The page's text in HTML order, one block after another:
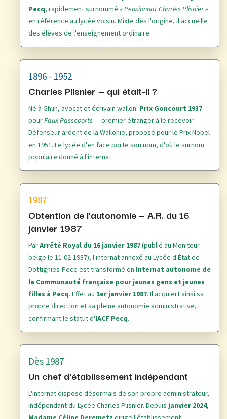
Pecq, rapidement surnommé « Pensionnat Charles Plisnier »
en référence au lycée voisin. Mixte dès l'origine, il accueille
des élèves de l'enseignement ordinaire.
1896 - 1952
Charles Plisnier — qui était-il ?
Né à Ghlin, avocat et écrivain wallon. Prix Goncourt 1937
pourFaux Passeports — premier étranger à le recevoir.
Défenseur ardent de la Wallonie, proposé pour le Prix Nobel
en 1951. Le lycée d'en face porte son nom, d'où le surnom
populaire donné à l'internat.
1987
Obtention de l'autonomie — A.R. du 16
janvier 1987
ParArrêté Royal du 16 janvier 1987(publié au Moniteur
belge le 11-02-1987), l'internat annexé au Lycée d'État de
Dottignies-Pecq est transformé en Internat autonome de
la Communauté française pour jeunes gens et jeunes
filles à Pecq. Effet au 1er janvier 1987. Il acquiert ainsi sa
propre direction et sa pleine autonomie administrative,
confirmant le statut d'IACF Pecq.
Dès 1987
Un chef d'établissement indépendant
L'internat dispose désormais de son propre administrateur,
indépendant du Lycée Charles Plisnier. Depuis janvier 2024,